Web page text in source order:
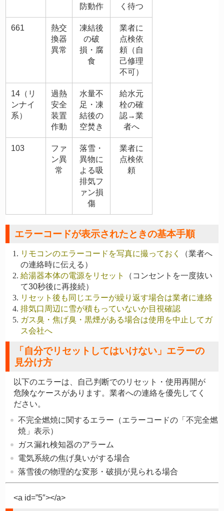
防動作
く待つ
661
熱交
換器
異常
凍結後
の破
損・腐
食
業者に
点検依
頼（自
己修理
不可）
14（リ
ンナイ
系）
過熱
安全
装置
作動
水量不
足・凍
結後の
空焚き
給水元
栓の確
認→業
者へ
103
ファ
ン異
常
落雪・
異物に
よる吸
排気フ
ァン損
傷
業者に
点検依
頼
エラーコードが表示されたときの基本手順
リモコンのエラーコードを写真に撮っておく
（業者へ
の連絡時に伝える）
給湯器本体の電源をリセット
（コンセントを一度抜い
て30秒後に再接続）
リセット後も同じエラーが繰り返す場合は業者に連絡
排気口周辺に雪が積もっていないか目視確認
ガス臭・焦げ臭・黒煙がある場合は使用を中止してガ
ス会社へ
「自分でリセットしてはいけない」エラーの
見分け方
以下のエラーは、自己判断でのリセット・使用再開が
危険なケースがあります。業者への連絡を優先してく
ださい。
不完全燃焼に関するエラー （エラーコードの「不完全燃
焼」表示）
ガス漏れ検知器のアラーム
電気系統の焦げ臭いがする場合
落雪後の物理的な変形・破損が見られる場合
<a id=”5″></a>